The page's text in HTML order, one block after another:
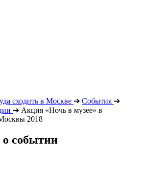
сходить в Москве ➔ События ➔
➔ Акция «Ночь в музее» в
2018
событии